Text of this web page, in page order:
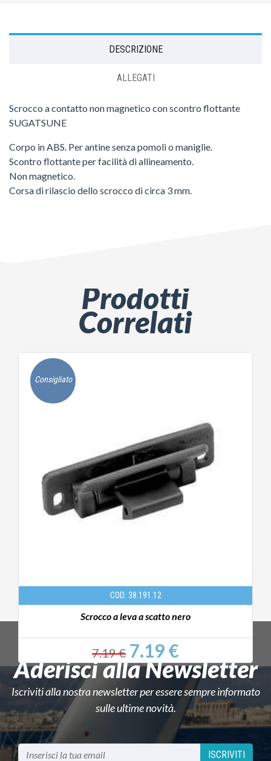
DESCRIZIONE
ALLEGATI
Scrocco a contatto non magnetico con scontro flottante
SUGATSUNE
Corpo in ABS. Per antine senza pomoli o maniglie.
Scontro flottante per facilità di allineamento.
Non magnetico.
Corsa di rilascio dello scrocco di circa 3 mm.
Prodotti
Correlati
Consigliato
COD: 38.191.12
Scrocco a leva a scatto nero
7.19 € 7.19 €
Aderisci alla Newsletter
Iscriviti alla nostra newsletter per essere sempre informato
sulle ultime novità.
ISCRIVITI